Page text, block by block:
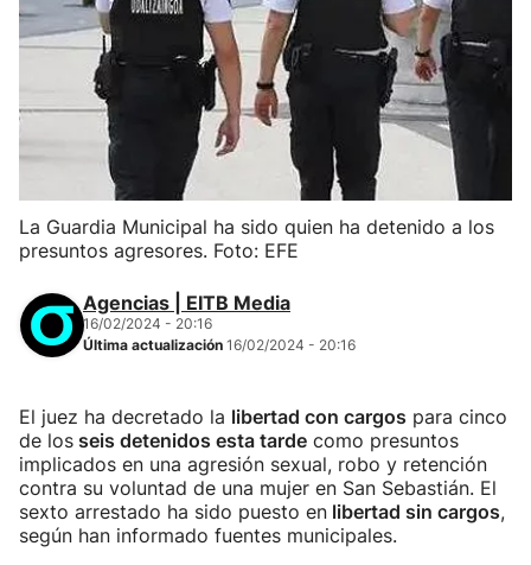
La Guardia Municipal ha sido quien ha detenido a los
presuntos agresores. Foto: EFE
Agencias | EITB Media
16/02/2024 - 20:16
Última actualización 16/02/2024 - 20:16
El juez ha decretado la libertad con cargos para cinco
de los seis detenidos esta tarde como presuntos
implicados en una agresión sexual, robo y retención
contra su voluntad de una mujer en San Sebastián. El
sexto arrestado ha sido puesto en libertad sin cargos,
según han informado fuentes municipales.